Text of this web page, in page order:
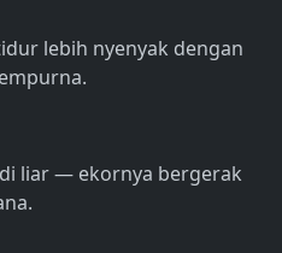
lebih nyenyak dengan
liar — ekornya bergerak